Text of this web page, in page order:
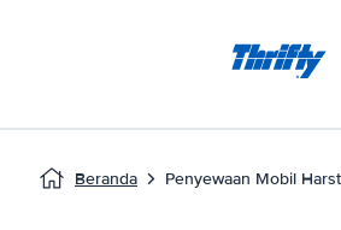
Beranda Penyewaan Mobil